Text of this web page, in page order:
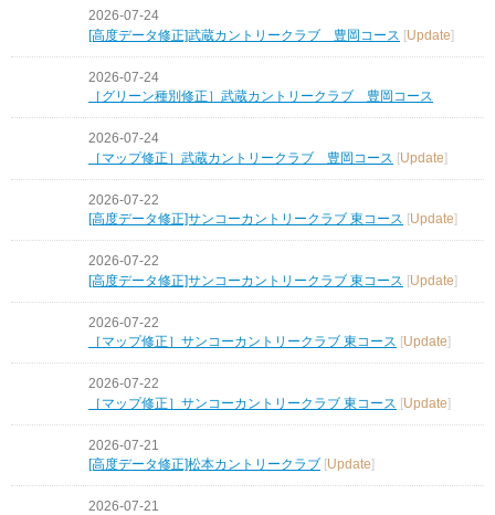
2026-07-24
[高度データ修正]武蔵カントリークラブ 豊岡コース [Update]
2026-07-24
［グリーン種別修正］武蔵カントリークラブ 豊岡コース
2026-07-24
［マップ修正］武蔵カントリークラブ 豊岡コース [Update]
2026-07-22
[高度データ修正]サンコーカントリークラブ 東コース [Update]
2026-07-22
[高度データ修正]サンコーカントリークラブ 東コース [Update]
2026-07-22
［マップ修正］サンコーカントリークラブ 東コース [Update]
2026-07-22
［マップ修正］サンコーカントリークラブ 東コース [Update]
2026-07-21
[高度データ修正]松本カントリークラブ [Update]
2026-07-21